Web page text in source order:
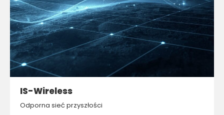
IS-Wireless
Odporna sieć przyszłości